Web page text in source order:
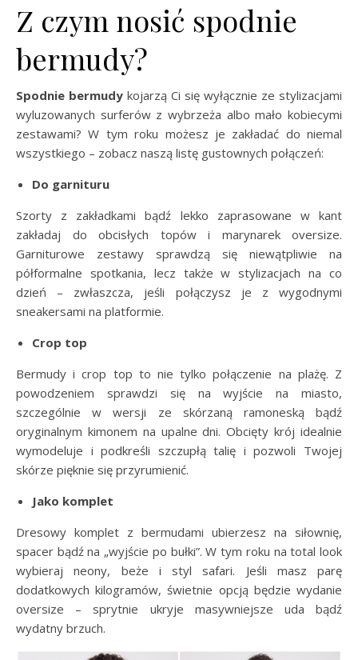
Z czym nosić spodnie
bermudy?
Spodnie bermudy kojarzą Ci się wyłącznie ze stylizacjami
wyluzowanych surferów z wybrzeża albo mało kobiecymi
zestawami? W tym roku możesz je zakładać do niemal
wszystkiego – zobacz naszą listę gustownych połączeń:
Do garnituru
Szorty z zakładkami bądź lekko zaprasowane w kant
zakładaj do obcisłych topów i marynarek oversize.
Garniturowe zestawy sprawdzą się niewątpliwie na
półformalne spotkania, lecz także w stylizacjach na co
dzień – zwłaszcza, jeśli połączysz je z wygodnymi
sneakersami na platformie.
Crop top
Bermudy i crop top to nie tylko połączenie na plażę. Z
powodzeniem sprawdzi się na wyjście na miasto,
szczególnie w wersji ze skórzaną ramoneską bądź
oryginalnym kimonem na upalne dni. Obcięty krój idealnie
wymodeluje i podkreśli szczupłą talię i pozwoli Twojej
skórze pięknie się przyrumienić.
Jako komplet
Dresowy komplet z bermudami ubierzesz na siłownię,
spacer bądź na „wyjście po bułki”. W tym roku na total look
wybieraj neony, beże i styl safari. Jeśli masz parę
dodatkowych kilogramów, świetnie opcją będzie wydanie
oversize – sprytnie ukryje masywniejsze uda bądź
wydatny brzuch.